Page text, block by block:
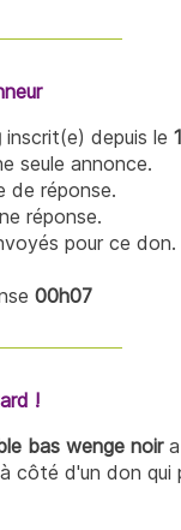
inscrit(e) depuis le
seule annonce.
de réponse.
réponse.
pour ce don.
00h07
!
bas wenge noira
côté d'un don